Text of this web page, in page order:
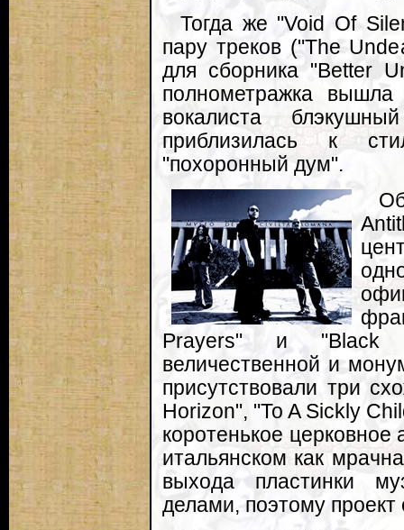
Тогда же "Void Of
пару треков ("The
для сборника "Better
полнометражка
вокалиста
приблизилась к
"похоронный дум".
Prayers" и "Black
величественной и
присутствовали три
Horizon", "To A Sickly
коротенькое
итальянском как
выхода пластинки
делами, поэтому